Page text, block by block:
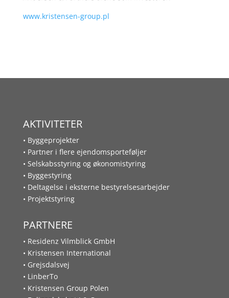
www.kristensen-group.pl
AKTIVITETER
• Byggeprojekter
• Partner i flere ejendomsporteføljer
• Selskabsstyring og økonomistyring
• Byggestyring
• Deltagelse i eksterne bestyrelsesarbejder
• Projektstyring
PARTNERE
• Residenz Vilmblick GmbH
• Kristensen International
• Grejsdalsvej
• LinberTo
• Kristensen Group Polen